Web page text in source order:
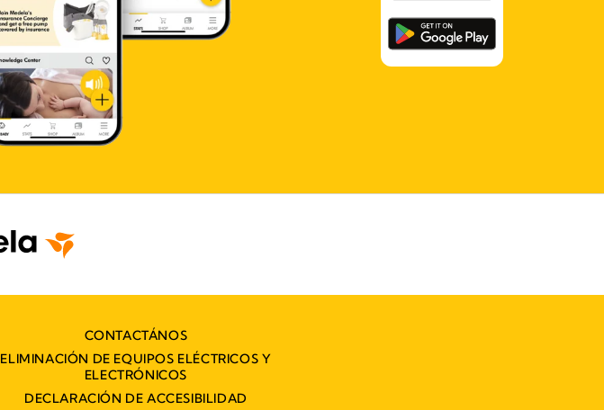
CONTACTÁNOS
ELIMINACIÓN DE EQUIPOS ELÉCTRICOS Y
ELECTRÓNICOS
DECLARACIÓN DE ACCESIBILIDAD